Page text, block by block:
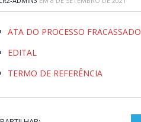
ATA DO PROCESSO FRACASSADO
EDITAL
TERMO DE REFERÊNCIA